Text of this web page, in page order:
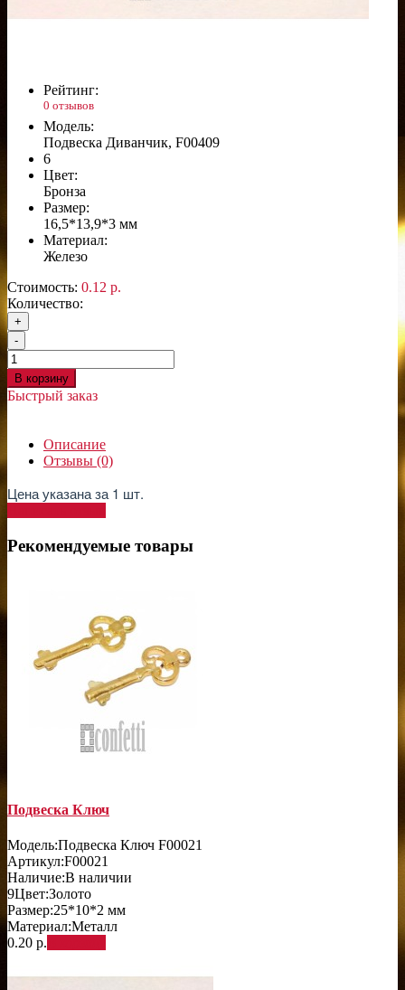
Рейтинг:
0 отзывов
Модель:
Подвеска Диванчик, F00409
6
Цвет:
Бронза
Размер:
16,5*13,9*3 мм
Материал:
Железо
Стоимость: 0.12 р.
Количество:
+
-
В корзину
Быстрый заказ
Описание
Отзывы (0)
Цена указана за 1 шт.
Рекомендуемые товары
Подвеска Ключ
Модель:Подвеска Ключ F00021
Артикул:F00021
Наличие:В наличии
9Цвет:Золото
Размер:25*10*2 мм
Материал:Металл
0.20 р.